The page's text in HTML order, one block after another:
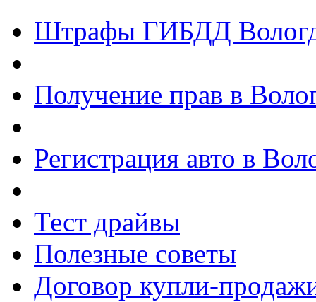
Штрафы ГИБДД
Получение прав в
Регистрация авто в
Тест драйвы
Полезные советы
Договор купли-